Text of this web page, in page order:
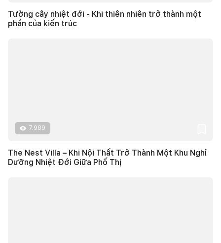
Tường cây nhiệt đới - Khi thiên nhiên trở thành một
phần của kiến trúc
7.989
The Nest Villa – Khi Nội Thất Trở Thành Một Khu Nghỉ
Dưỡng Nhiệt Đới Giữa Phố Thị